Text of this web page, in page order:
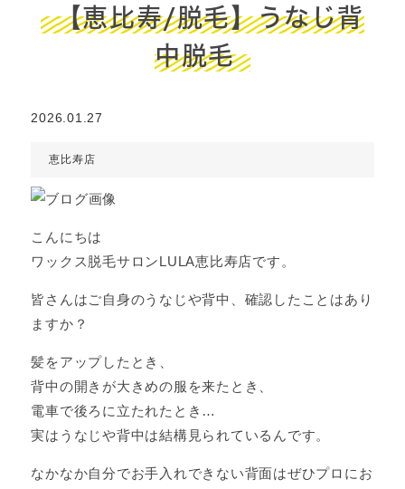
【恵比寿/脱毛】うなじ背
中脱毛
2026.01.27
恵比寿店
こんにちは
ワックス脱毛サロンLULA恵比寿店です。
皆さんはご自身のうなじや背中、確認したことはあり
ますか？
髪をアップしたとき、
背中の開きが大きめの服を来たとき、
電車で後ろに立たれたとき…
実はうなじや背中は結構見られているんです。
なかなか自分でお手入れできない背面はぜひプロにお